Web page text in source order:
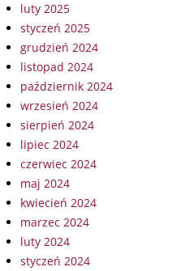
luty 2025
styczeń 2025
grudzień 2024
listopad 2024
październik 2024
wrzesień 2024
sierpień 2024
lipiec 2024
czerwiec 2024
maj 2024
kwiecień 2024
marzec 2024
luty 2024
styczeń 2024